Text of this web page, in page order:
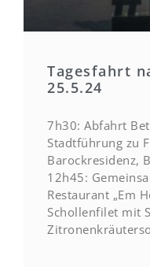
Tagesfahrt
25.5.24
7h30: Abfahrt
Stadtführung zu
Barockresidenz,
12h45:
Restaurant „Em
Schollenfilet mit